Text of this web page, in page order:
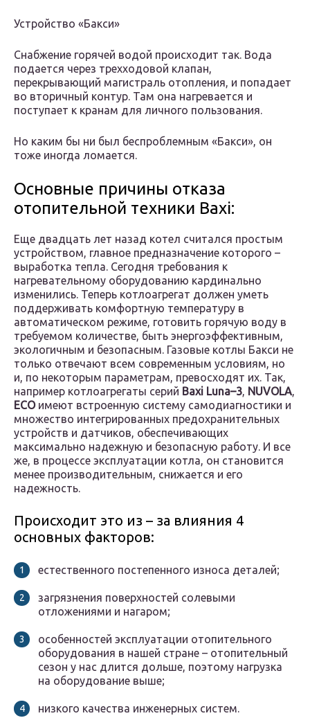
Устройство «Бакси»
Снабжение горячей водой происходит так. Вода
подается через трехходовой клапан,
перекрывающий магистраль отопления, и попадает
во вторичный контур. Там она нагревается и
поступает к кранам для личного пользования.
Но каким бы ни был беспроблемным «Бакси», он
тоже иногда ломается.
Основные причины отказа
отопительной техники Baxi:
Еще двадцать лет назад котел считался простым
устройством, главное предназначение которого –
выработка тепла. Сегодня требования к
нагревательному оборудованию кардинально
изменились. Теперь котлоагрегат должен уметь
поддерживать комфортную температуру в
автоматическом режиме, готовить горячую воду в
требуемом количестве, быть энергоэффективным,
экологичным и безопасным. Газовые котлы Бакси не
только отвечают всем современным условиям, но
и, по некоторым параметрам, превосходят их. Так,
например котлоагрегаты серий Baxi Luna–3, NUVOLA,
ECOимеют встроенную систему самодиагностики и
множество интегрированных предохранительных
устройств и датчиков, обеспечивающих
максимально надежную и безопасную работу. И все
же, в процессе эксплуатации котла, он становится
менее производительным, снижается и его
надежность.
Происходит это из – за влияния 4
основных факторов:
естественного постепенного износа деталей;
загрязнения поверхностей солевыми
отложениями и нагаром;
особенностей эксплуатации отопительного
оборудования в нашей стране – отопительный
сезон у нас длится дольше, поэтому нагрузка
на оборудование выше;
низкого качества инженерных систем.